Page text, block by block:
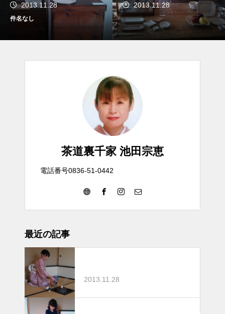
2013.11.28
件名なし
2013.11.28
茶道裏千家 池田宗恵
電話番号0836-51-0442
最近の記事
2013.11.28